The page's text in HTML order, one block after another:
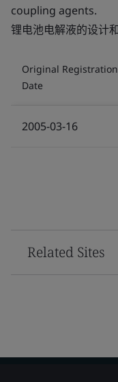
coupling agents.
锂电池电解液的设计
Original Registration
Date
2005-03-16
Related Sites